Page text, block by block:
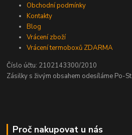
Obchodní podmínky
Kontakty
Blog
Vrácení zboží
Vrácení termoboxů ZDARMA
Číslo účtu: 2102143300/2010
Zásilky s živým obsahem odesíláme Po-St
Proč nakupovat u nás